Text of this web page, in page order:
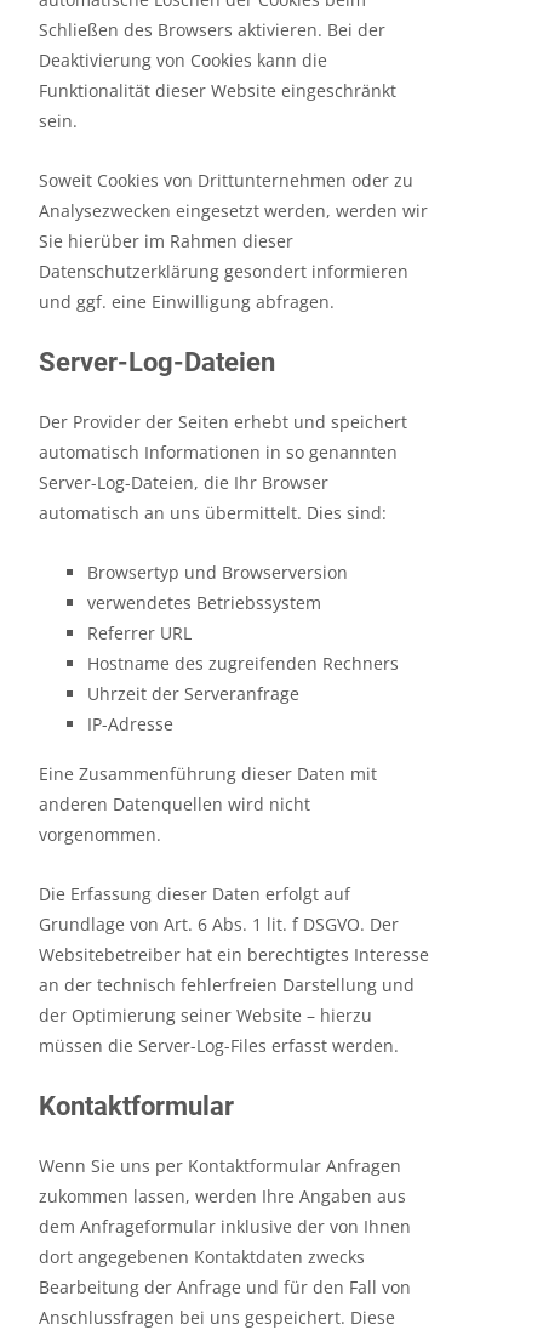
Schließen des Browsers aktivieren. Bei der
Deaktivierung von Cookies kann die
Funktionalität dieser Website eingeschränkt
sein.
Soweit Cookies von Drittunternehmen oder zu
Analysezwecken eingesetzt werden, werden wir
Sie hierüber im Rahmen dieser
Datenschutzerklärung gesondert informieren
und ggf. eine Einwilligung abfragen.
Server-Log-Dateien
Der Provider der Seiten erhebt und speichert
automatisch Informationen in so genannten
Server-Log-Dateien, die Ihr Browser
automatisch an uns übermittelt. Dies sind:
Browsertyp und Browserversion
verwendetes Betriebssystem
Referrer URL
Hostname des zugreifenden Rechners
Uhrzeit der Serveranfrage
IP-Adresse
Eine Zusammenführung dieser Daten mit
anderen Datenquellen wird nicht
vorgenommen.
Die Erfassung dieser Daten erfolgt auf
Grundlage von Art. 6 Abs. 1 lit. f DSGVO. Der
Websitebetreiber hat ein berechtigtes Interesse
an der technisch fehlerfreien Darstellung und
der Optimierung seiner Website – hierzu
müssen die Server-Log-Files erfasst werden.
Kontaktformular
Wenn Sie uns per Kontaktformular Anfragen
zukommen lassen, werden Ihre Angaben aus
dem Anfrageformular inklusive der von Ihnen
dort angegebenen Kontaktdaten zwecks
Bearbeitung der Anfrage und für den Fall von
Anschlussfragen bei uns gespeichert. Diese